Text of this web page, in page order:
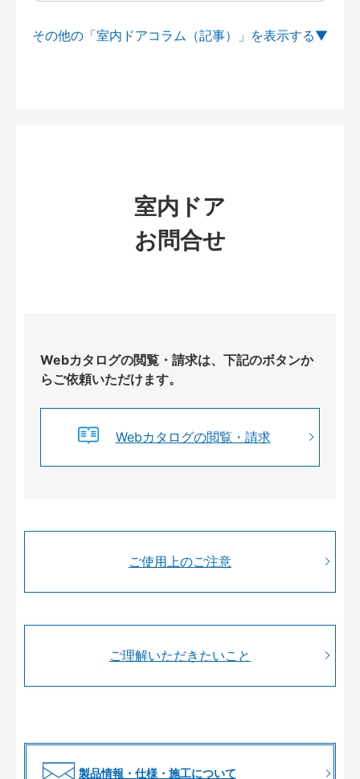
その他の「室内ドアコラム（記事）」を
室内ドア
お問合せ
Webカタログの閲覧・請求は、下記のボタンか
らご依頼いただけます。
Webカタログの閲覧・請求
ご使用上のご注意
ご理解いただきたいこと
製品情報・仕様・施工について